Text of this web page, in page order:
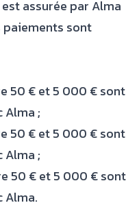
assurée par Alma
paiements sont
50 € et 5 000 € sont
Alma ;
50 € et 5 000 € sont
Alma ;
50 € et 5 000 € sont
Alma.